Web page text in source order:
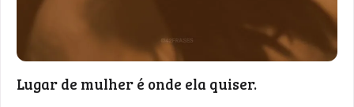
Lugar de mulher é onde ela quiser.